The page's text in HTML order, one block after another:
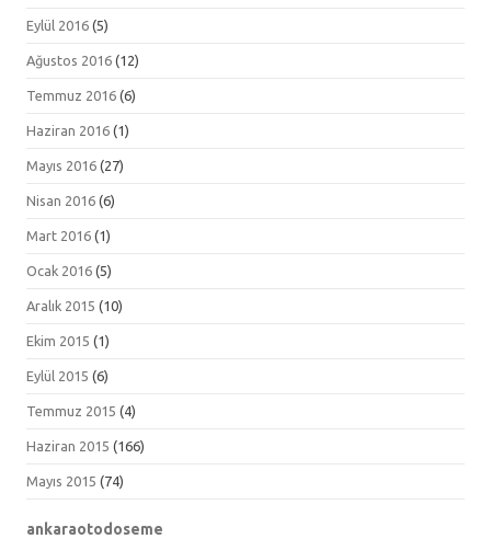
Eylül 2016 (5)
Ağustos 2016 (12)
Temmuz 2016 (6)
Haziran 2016 (1)
Mayıs 2016 (27)
Nisan 2016 (6)
Mart 2016 (1)
Ocak 2016 (5)
Aralık 2015 (10)
Ekim 2015 (1)
Eylül 2015 (6)
Temmuz 2015 (4)
Haziran 2015 (166)
Mayıs 2015 (74)
ankaraotodoseme